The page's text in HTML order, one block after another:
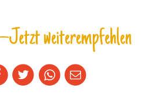
Jetzt weiterempfehlen